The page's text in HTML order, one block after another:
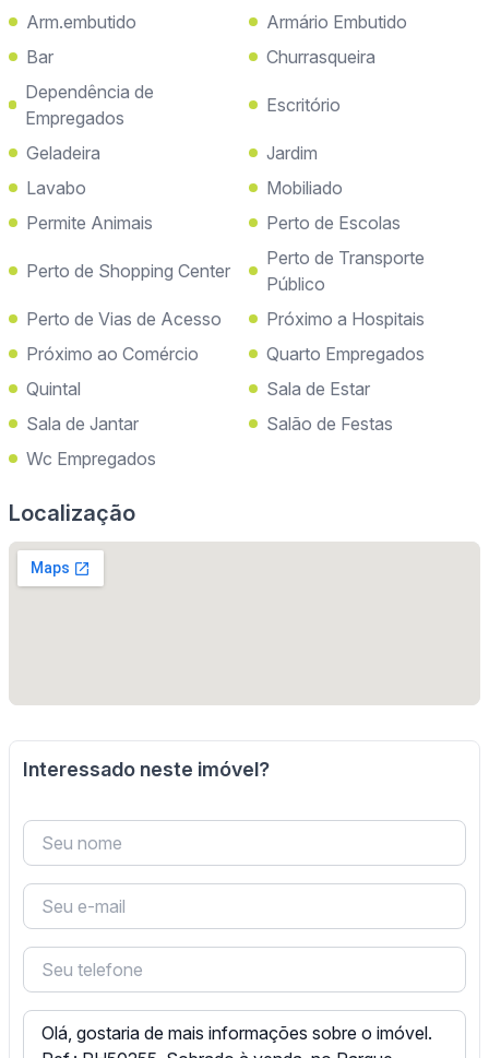
Arm.embutido
Armário Embutido
Bar
Churrasqueira
Dependência de
Empregados
Escritório
Geladeira
Jardim
Lavabo
Mobiliado
Permite Animais
Perto de Escolas
Perto de Shopping Center
Perto de Transporte
Público
Perto de Vias de Acesso
Próximo a Hospitais
Próximo ao Comércio
Quarto Empregados
Quintal
Sala de Estar
Sala de Jantar
Salão de Festas
Wc Empregados
Localização
Interessado neste imóvel?